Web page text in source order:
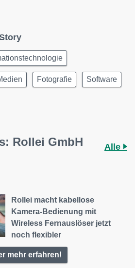
Fotografie Software
Rollei GmbH
Alle
Rollei macht kabellose
Kamera-Bedienung mit
Wireless Fernauslöser jetzt
noch flexibler
mehr erfahren!